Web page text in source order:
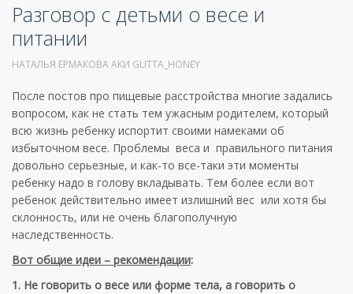
Разговор с детьми о весе и
питании
НАТАЛЬЯ ЕРМАКОВА АКИ GUTTA_HONEY
После постов про пищевые расстройства многие задались
вопросом, как не стать тем ужасным родителем, который
всю жизнь ребенку испортит своими намеками об
избыточном весе. Проблемы веса и правильного питания
довольно серьезные, и как-то все-таки эти моменты
ребенку надо в голову вкладывать. Тем более если вот
ребенок действительно имеет излишний вес или хотя бы
склонность, или не очень благополучную
наследственность.
Вот общие идеи – рекомендации:
1. Не говорить о весе или форме тела, а говорить о